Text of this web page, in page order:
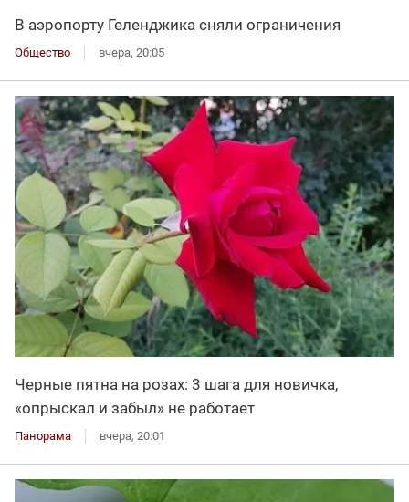
В аэропорту Геленджика сняли ограничения
Общество вчера, 20:05
Черные пятна на розах: 3 шага для новичка,
«опрыскал и забыл» не работает
Панорама вчера, 20:01